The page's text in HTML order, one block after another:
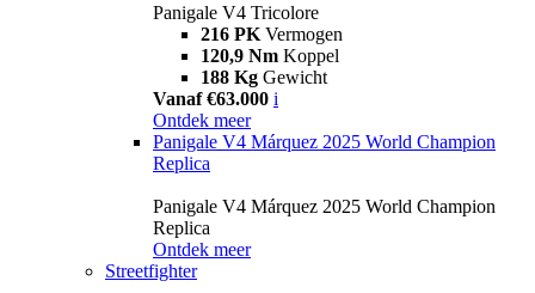
Panigale V4 Tricolore
216 PK Vermogen
120,9 Nm Koppel
188 Kg Gewicht
Vanaf €63.000 i
Ontdek meer
Panigale V4 Márquez 2025 World Champion
Replica
Panigale V4 Márquez 2025 World Champion
Replica
Ontdek meer
Streetfighter